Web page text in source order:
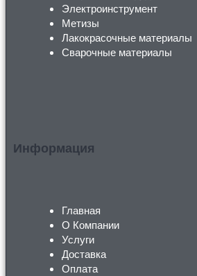
Электроинструмент
Метизы
Лакокрасочные материалы
Сварочные материалы
Информация
Главная
О Компании
Услуги
Доставка
Оплата